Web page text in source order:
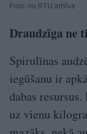
Foto: no RTU arhīva
Draudzīga ne
Spirulīnas
iegūšanu ir
dabas
uz vienu